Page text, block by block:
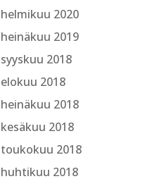
helmikuu 2020
heinäkuu 2019
syyskuu 2018
elokuu 2018
heinäkuu 2018
kesäkuu 2018
toukokuu 2018
huhtikuu 2018